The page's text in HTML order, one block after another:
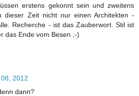
erstens gekonnt sein und zweitens
dieser Zeit nicht nur einen Architekten -
Recherche - ist das Zauberwort. Stil ist
das Ende vom Besen ;-)
2012
dann?